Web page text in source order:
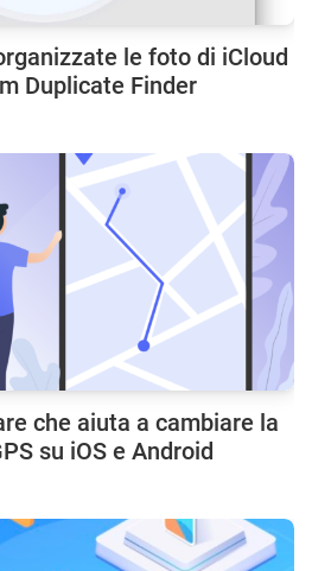
le foto di iCloud
Duplicate Finder
che aiuta a cambiare la
su iOS e Android